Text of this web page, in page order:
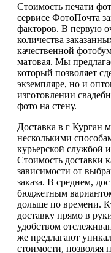
Стоимость печати
сервисе ФотоПочта
факторов. В первую
количества
качественной
матовая. Мы
который позволяет
экземпляре, но и
изготовлении
фото на стену.
Доставка в г Курган
несколькими
курьерской службой
Стоимость доставки
зависимости от
заказа. В среднем,
бюджетным
дольше по времени.
доставку прямо в
удобством
же предлагают
стоимости, позволяя